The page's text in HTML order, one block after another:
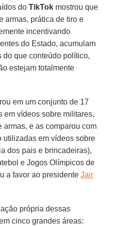
doTikTok mostrou que
armas, prática de tiro e
incentivando
do Estado, acumulam
que conteúdo político,
estejam totalmente
em um conjunto de 17
em vídeos sobre militares,
e as comparou com
utilizadas em vídeos sobre
dos pais e brincadeiras),
e Jogos Olímpicos de
a favor ao presidenteJair
própria dessas
cinco grandes áreas: